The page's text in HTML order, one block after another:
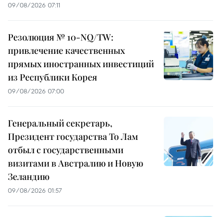
09/08/2026 07:11
Резолюция № 10-NQ/TW:
привлечение качественных
прямых иностранных инвестиций
из Республики Корея
09/08/2026 07:00
Генеральный секретарь,
Президент государства То Лам
отбыл с государственными
визитами в Австралию и Новую
Зеландию
09/08/2026 01:57